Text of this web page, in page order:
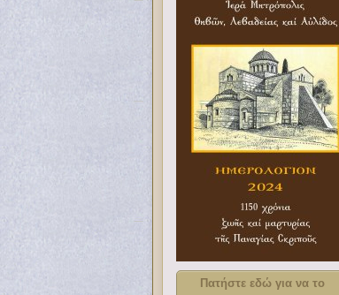
Πατήστε εδώ για να το